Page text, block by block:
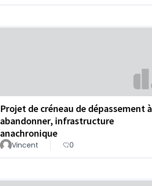
Projet de créneau de dépassement à
abandonner, infrastructure
anachronique
Vincent 0